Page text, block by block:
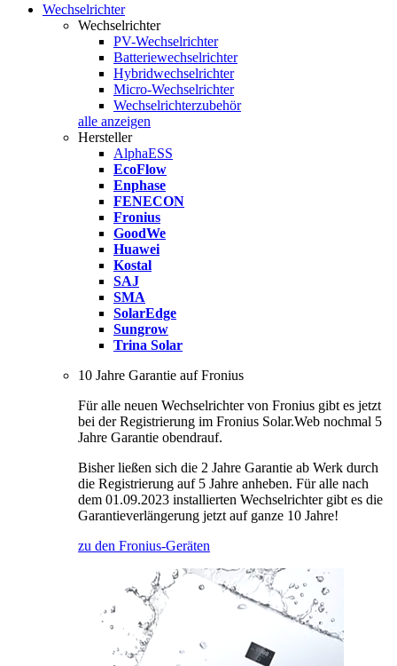
Wechselrichter
Wechselrichter
PV-Wechselrichter
Batteriewechselrichter
Hybridwechselrichter
Micro-Wechselrichter
Wechselrichterzubehör
alle anzeigen
Hersteller
AlphaESS
EcoFlow
Enphase
FENECON
Fronius
GoodWe
Huawei
Kostal
SAJ
SMA
SolarEdge
Sungrow
Trina Solar
10 Jahre Garantie auf Fronius
Für alle neuen Wechselrichter von Fronius gibt es jetzt
bei der Registrierung im Fronius Solar.Web nochmal 5
Jahre Garantie obendrauf.
Bisher ließen sich die 2 Jahre Garantie ab Werk durch
die Registrierung auf 5 Jahre anheben. Für alle nach
dem 01.09.2023 installierten Wechselrichter gibt es die
Garantieverlängerung jetzt auf ganze 10 Jahre!
zu den Fronius-Geräten